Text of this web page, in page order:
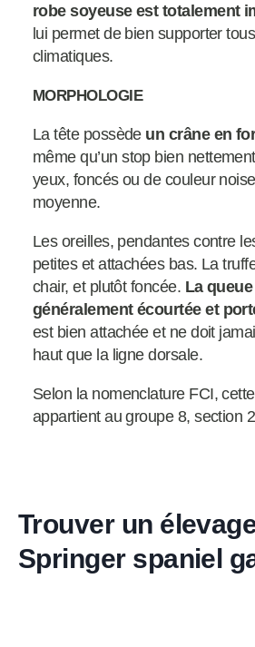
robe soyeuse est totalement
lui permet de bien supporter
climatiques.
MORPHOLOGIE
La tête possèdeun crâne en
même qu’un stop bien
yeux, foncés ou de couleur
moyenne.
Les oreilles, pendantes contre
petites et attachées bas. La
chair, et plutôt foncée. La
généralement écourtée et
est bien attachée et ne doit
haut que la ligne dorsale.
Selon la nomenclature FCI,
appartient au groupe 8, section
Trouver un
Springer spaniel